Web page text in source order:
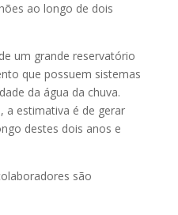
ao longo de dois
um grande reservatório
que possuem sistemas
da água da chuva.
a estimativa é de gerar
destes dois anos e
são